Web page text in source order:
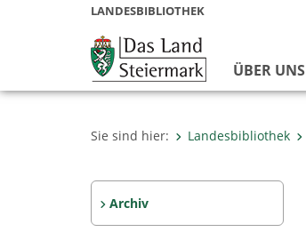
LANDESBIBLIOTHEK
ÜBER UNS
Sie sind hier: Landesbibliothek
Archiv